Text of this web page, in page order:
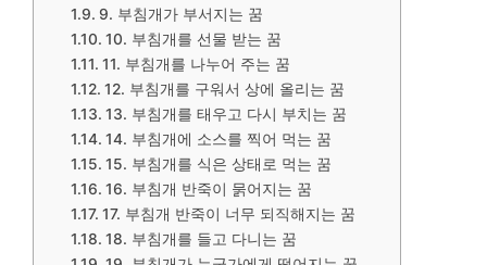
9. 부침개가 부서지는 꿈
10. 부침개를 선물 받는 꿈
11. 부침개를 나누어 주는 꿈
12. 부침개를 구워서 상에 올리는 꿈
13. 부침개를 태우고 다시 부치는 꿈
14. 부침개에 소스를 찍어 먹는 꿈
15. 부침개를 식은 상태로 먹는 꿈
16. 부침개 반죽이 묽어지는 꿈
17. 부침개 반죽이 너무 되직해지는 꿈
18. 부침개를 들고 다니는 꿈